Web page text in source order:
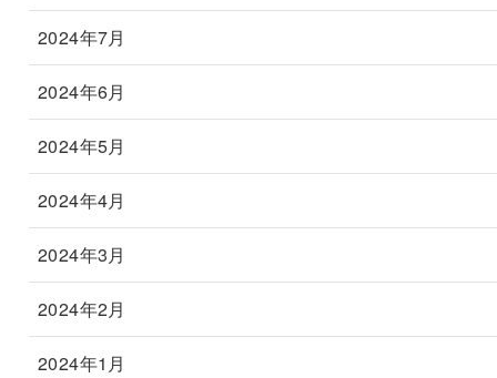
2024年7月
2024年6月
2024年5月
2024年4月
2024年3月
2024年2月
2024年1月